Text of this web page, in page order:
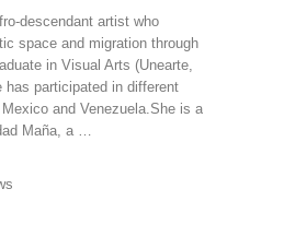
descendant artist who
space and migration through
in Visual Arts (Unearte,
has participated in different
and Venezuela.She is a
Maña, a …